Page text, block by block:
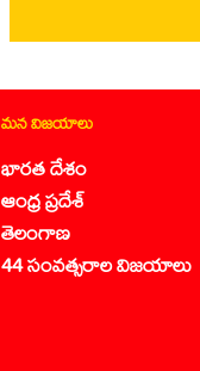
మన విజయాలు
భారత దేశం
ఆంధ్ర ప్రదేశ్
తెలంగాణ
44 సంవత్సరాల విజయాలు